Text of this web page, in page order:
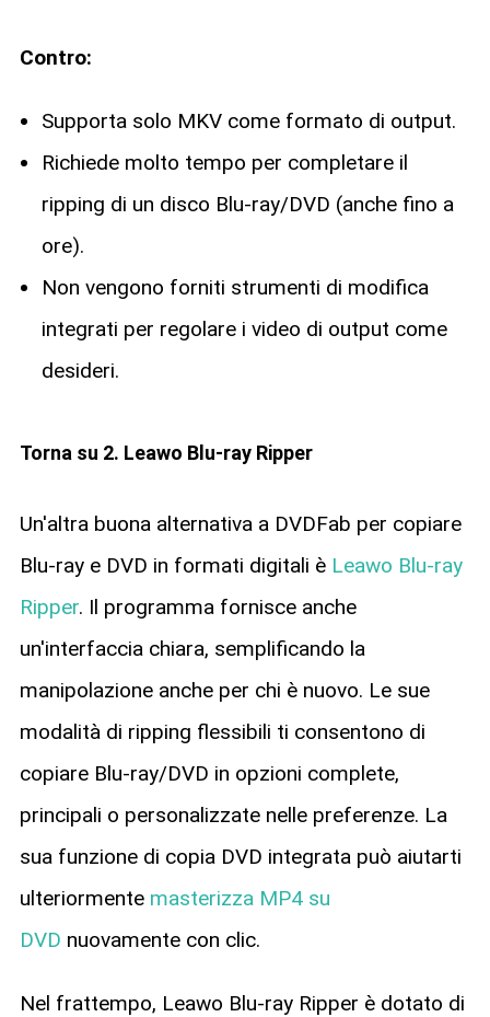
Contro:
Supporta solo MKV come formato di output.
Richiede molto tempo per completare il
ripping di un disco Blu-ray/DVD (anche fino a
ore).
Non vengono forniti strumenti di modifica
integrati per regolare i video di output come
desideri.
Torna su 2. Leawo Blu-ray Ripper
Un'altra buona alternativa a DVDFab per copiare
Blu-ray e DVD in formati digitali è Leawo Blu-ray
Ripper. Il programma fornisce anche
un'interfaccia chiara, semplificando la
manipolazione anche per chi è nuovo. Le sue
modalità di ripping flessibili ti consentono di
copiare Blu-ray/DVD in opzioni complete,
principali o personalizzate nelle preferenze. La
sua funzione di copia DVD integrata può aiutarti
ulteriormente masterizza MP4 su
DVD nuovamente con clic.
Nel frattempo, Leawo Blu-ray Ripper è dotato di